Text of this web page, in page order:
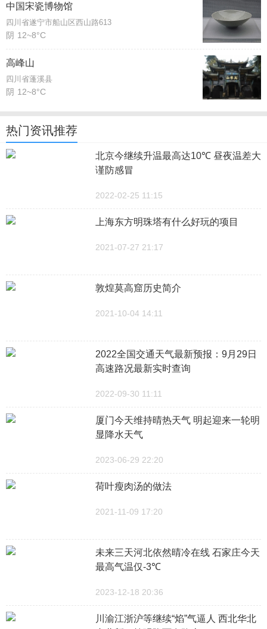
中国宋瓷博物馆
四川省遂宁市船山区西山路613
阴 12~8°C
高峰山
四川省蓬溪县
阴 12~8°C
热门资讯推荐
北京今继续升温最高达10℃ 昼夜温差大
谨防感冒
2022-02-25 11:15
上海东方明珠塔有什么好玩的项目
2021-07-27 21:17
敦煌莫高窟历史简介
2021-10-04 14:11
2022全国交通天气最新预报：9月29日
高速路况最新实时查询
2022-09-30 11:11
厦门今天维持晴热天气 明起迎来一轮明
显降水天气
2023-06-29 22:20
荷叶瘦肉汤的做法
2021-11-09 17:20
未来三天河北依然晴冷在线 石家庄今天
最高气温仅-3℃
2023-12-18 20:36
川渝江浙沪等继续“焰”气逼人 西北华北